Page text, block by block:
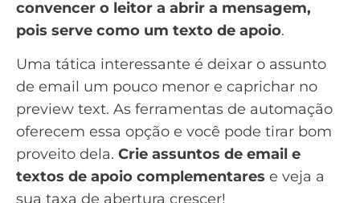
convencer o leitor a abrir a mensagem,
pois serve como um texto de apoio.
Uma tática interessante é deixar o assunto
de email um pouco menor e caprichar no
preview text. As ferramentas de automação
oferecem essa opção e você pode tirar bom
proveito dela. Crie assuntos de email e
textos de apoio complementares e veja a
sua taxa de abertura crescer!